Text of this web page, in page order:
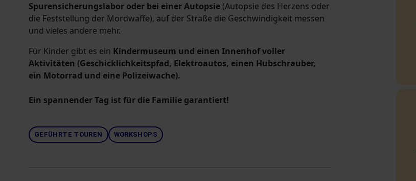
Spurensicherungslabor oder bei einer Autopsie (Autopsie des Herzens oder
die Feststellung der Mordwaffe), auf der Straße die Geschwindigkeit messen
und vieles andere mehr.
Für Kinder gibt es ein Kindermuseum und einen Innenhof voller
Aktivitäten (Geschicklichkeitspfad, Elektroautos, einen Hubschrauber,
ein Motorrad und eine Polizeiwache).
Ein spannender Tag ist für die Familie garantiert!
GEFÜHRTE TOUREN WORKSHOPS